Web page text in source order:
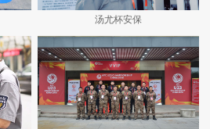
汤尤杯安保